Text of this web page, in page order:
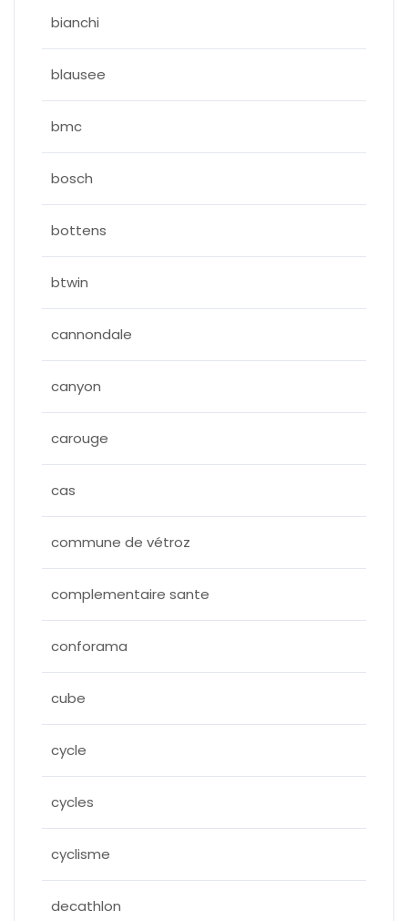
bianchi
blausee
bmc
bosch
bottens
btwin
cannondale
canyon
carouge
cas
commune de vétroz
complementaire sante
conforama
cube
cycle
cycles
cyclisme
decathlon